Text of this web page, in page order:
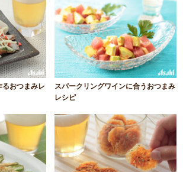
おつまみレ
スパークリングワインに合うおつまみ
レシピ